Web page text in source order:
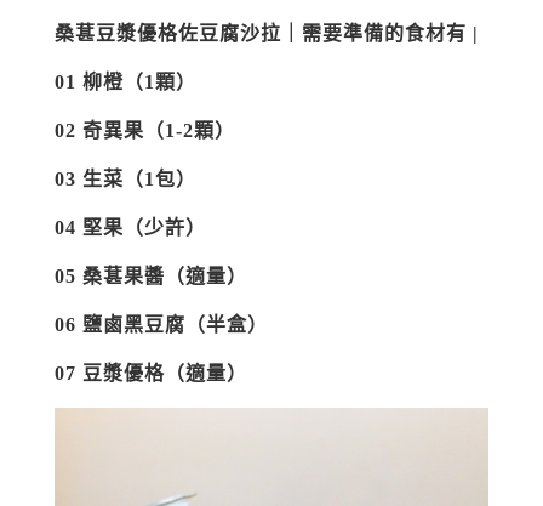
桑葚豆漿優格佐豆腐沙拉｜需要準備的食材有 |
01 柳橙（1顆）
02 奇異果（1-2顆）
03 生菜（1包）
04 堅果（少許）
05 桑葚果醬（適量）
06 鹽鹵黑豆腐（半盒）
07 豆漿優格（適量）